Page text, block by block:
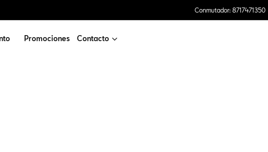
Conmutador: 8717471350
Promociones Contacto